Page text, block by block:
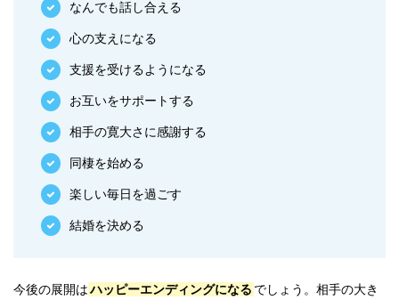
なんでも話し合える
心の支えになる
支援を受けるようになる
お互いをサポートする
相手の寛大さに感謝する
同棲を始める
楽しい毎日を過ごす
結婚を決める
今後の展開はハッピーエンディングになる でしょう。相手の大き